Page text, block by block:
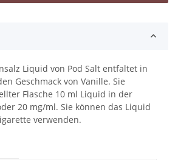
Liquid von Pod Salt entfaltet in
Geschmack von Vanille. Sie
Flasche 10 ml Liquid in der
20 mg/ml. Sie können das Liquid
verwenden.